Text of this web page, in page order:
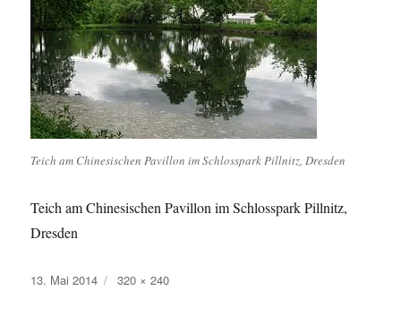
Teich am Chinesischen Pavillon im Schlosspark Pillnitz, Dresden
Teich am Chinesischen Pavillon im Schlosspark Pillnitz,
Dresden
Veröffentlicht
13. Mai 2014 Originalgröße
320 × 240